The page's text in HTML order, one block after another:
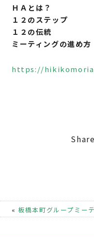
ＨＡとは？
１２のステップ
１２の伝統
ミーティングの進め方
https://
«板橋本町グループミーティングについて